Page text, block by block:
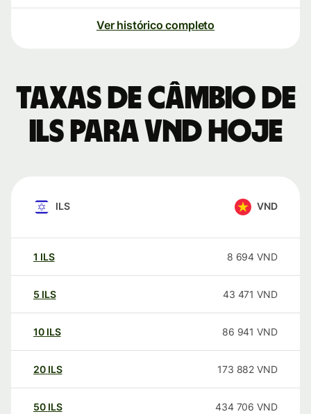
Ver histórico completo
Taxas de câmbio de
ILS para VND hoje
ILS VND
1 ILS 8 694 VND
5 ILS 43 471 VND
10 ILS 86 941 VND
20 ILS 173 882 VND
50 ILS 434 706 VND